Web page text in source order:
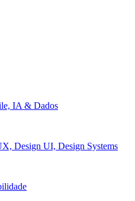
IA & Dados
Design UI, Design Systems